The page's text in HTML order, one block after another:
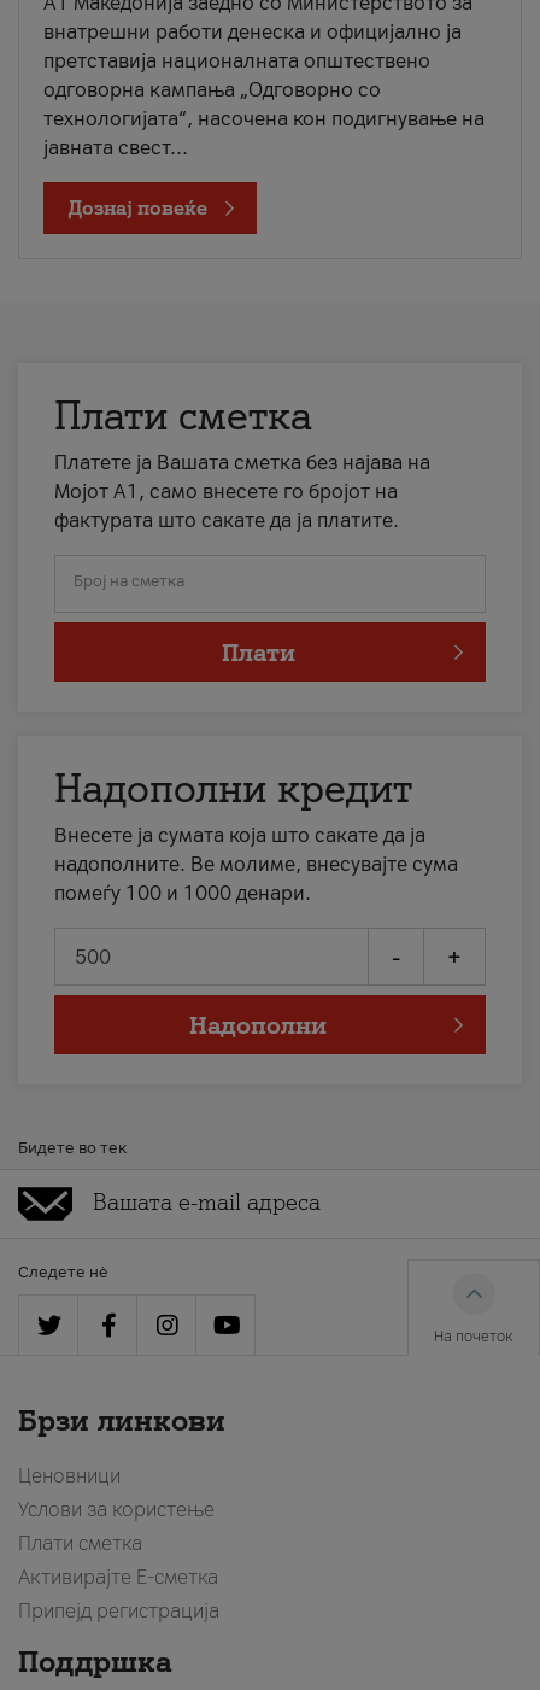
внатрешни работи денеска и официјално ја
претставија националната општествено
одговорна кампања „Одговорно со
технологијата“, насочена кон подигнување на
јавната свест...
Дознај повеќе
Плати сметка
Платете ја Вашата сметка без најава на
Мојот А1, само внесете го бројот на
фактурата што сакате да ја платите.
Број на сметка
Плати
Надополни кредит
Внесете ја сумата која што сакате да ја
надополните. Ве молиме, внесувајте сума
помеѓу 100 и 1000 денари.
- +
Надополни
Бидете во тек
Следете нè
На почеток
Брзи линкови
Ценовници
Услови за користење
Плати сметка
Активирајте Е-сметка
Припејд регистрација
Поддршка